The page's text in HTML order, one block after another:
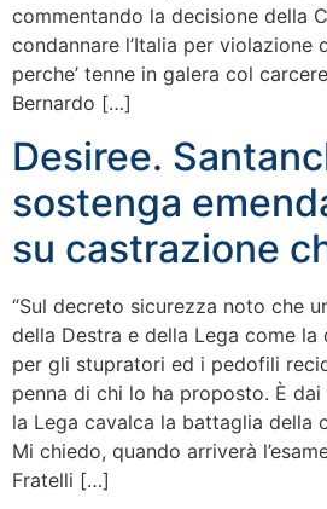
commentando la decisione della
condannare l’Italia per violazione
perche’ tenne in galera col
Bernardo […]
Desiree.
sostenga
su castrazione
“Sul decreto sicurezza noto che
della Destra e della Lega come la
per gli stupratori ed i pedofili
penna di chi lo ha proposto. È
la Lega cavalca la battaglia della
Mi chiedo, quando arriverà
Fratelli […]